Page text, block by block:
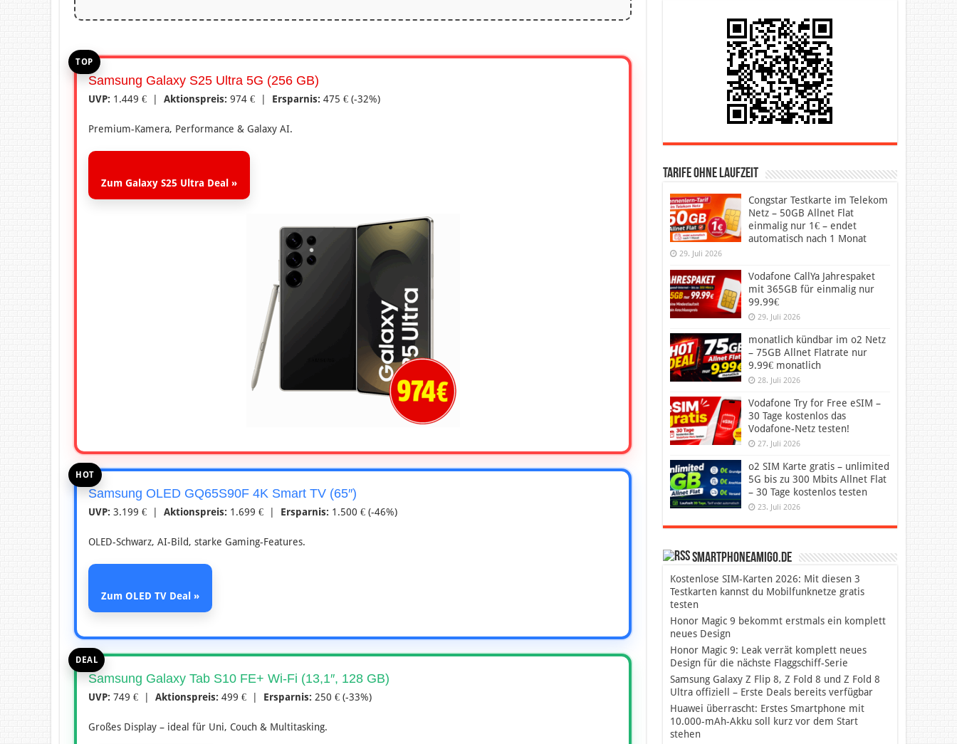
TOP
Samsung Galaxy S25 Ultra 5G (256 GB)
UVP: 1.449 € | Aktionspreis: 974 € | Ersparnis: 475 € (-32%)
Premium-Kamera, Performance & Galaxy AI.
Zum Galaxy S25 Ultra Deal »
HOT
Samsung OLED GQ65S90F 4K Smart TV (65″)
UVP: 3.199 € | Aktionspreis: 1.699 € | Ersparnis: 1.500 € (-46%)
OLED-Schwarz, AI-Bild, starke Gaming-Features.
Zum OLED TV Deal »
DEAL
Samsung Galaxy Tab S10 FE+ Wi-Fi (13,1″, 128 GB)
UVP: 749 € | Aktionspreis: 499 € | Ersparnis: 250 € (-33%)
Großes Display – ideal für Uni, Couch & Multitasking.
Tarife ohne Laufzeit
Congstar Testkarte im Telekom
Netz – 50GB Allnet Flat
einmalig nur 1€ – endet
automatisch nach 1 Monat
29. Juli 2026
Vodafone CallYa Jahrespaket
mit 365GB für einmalig nur
99.99€
29. Juli 2026
monatlich kündbar im o2 Netz
– 75GB Allnet Flatrate nur
9.99€ monatlich
28. Juli 2026
Vodafone Try for Free eSIM –
30 Tage kostenlos das
Vodafone-Netz testen!
27. Juli 2026
o2 SIM Karte gratis – unlimited
5G bis zu 300 Mbits Allnet Flat
– 30 Tage kostenlos testen
23. Juli 2026
SmartphoneAmigo.de
Kostenlose SIM-Karten 2026: Mit diesen 3
Testkarten kannst du Mobilfunknetze gratis
testen
Honor Magic 9 bekommt erstmals ein komplett
neues Design
Honor Magic 9: Leak verrät komplett neues
Design für die nächste Flaggschiff-Serie
Samsung Galaxy Z Flip 8, Z Fold 8 und Z Fold 8
Ultra offiziell – Erste Deals bereits verfügbar
Huawei überrascht: Erstes Smartphone mit
10.000-mAh-Akku soll kurz vor dem Start
stehen